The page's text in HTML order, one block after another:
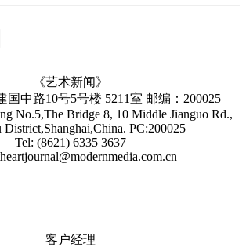
《艺术新闻》
国中路10号5号楼 5211室 邮编：200025
No.5,The Bridge 8, 10 Middle Jianguo Rd.,
District,Shanghai,China. PC:200025
Tel: (8621) 6335 3637
客户经理